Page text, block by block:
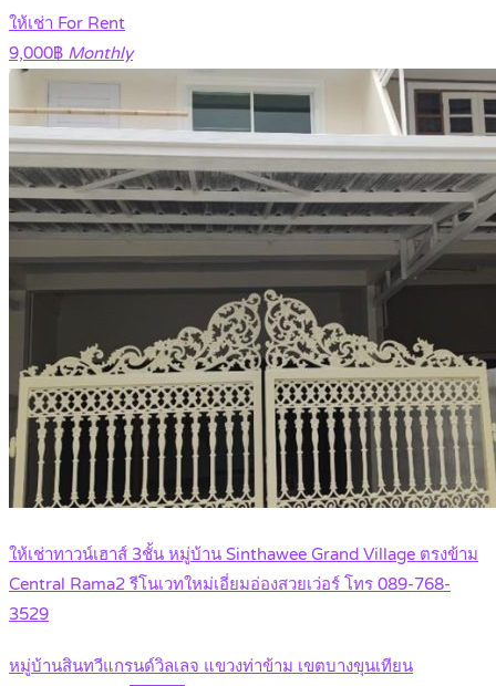
ให้เช่า For Rent
9,000฿ Monthly
ให้เช่าทาวน์เฮาส์ 3ชั้น หมู่บ้าน Sinthawee Grand Village ตรงข้าม
Central Rama2 รีโนเวทใหม่เอี่ยมอ่องสวยเว่อร์ โทร 089-768-
3529
หมู่บ้านสินทวีแกรนด์วิลเลจ แขวงท่าข้าม เขตบางขุนเทียน